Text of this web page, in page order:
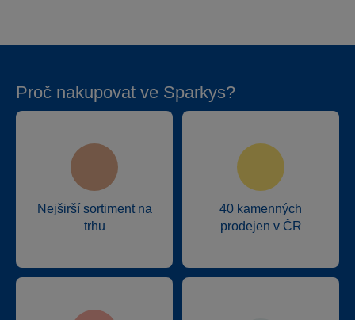
Proč nakupovat ve Sparkys?
Nejširší sortiment na
trhu
40 kamenných
prodejen v ČR